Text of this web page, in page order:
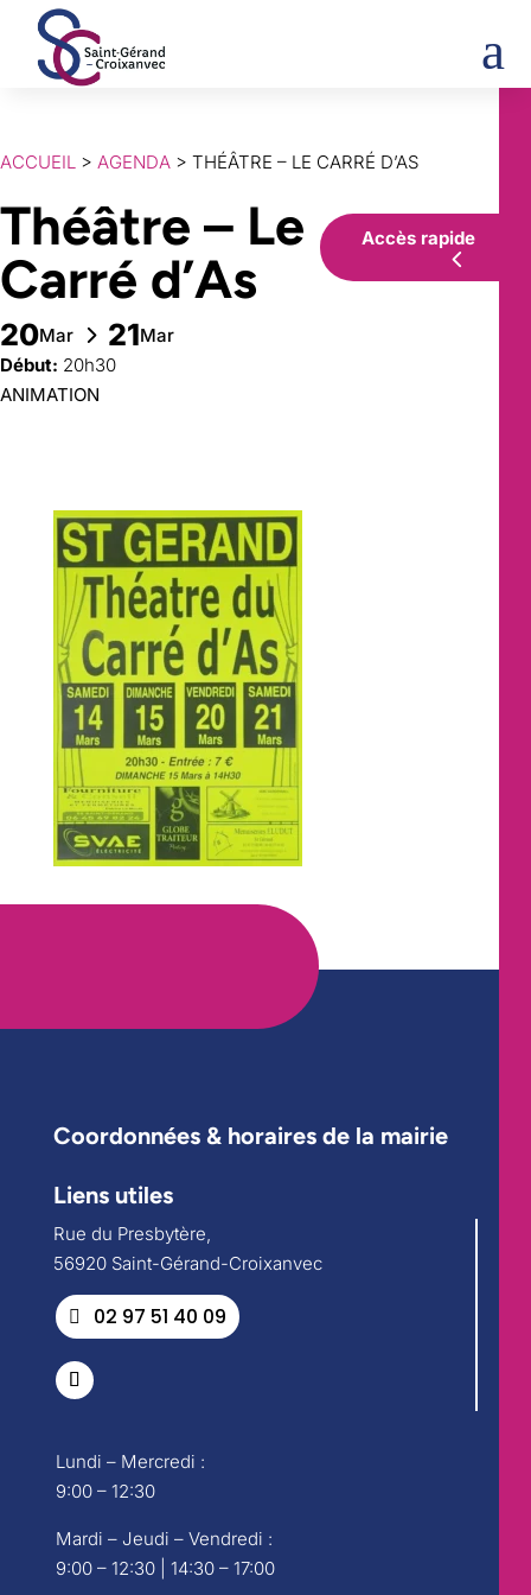
a
ACCUEIL > AGENDA > THÉÂTRE – LE CARRÉ D’AS
Théâtre – Le
Carré d’As
20Mar 21Mar
Début: 20h30
ANIMATION
Coordonnées & horaires de la mairie
Liens utiles
Rue du Presbytère,
56920 Saint-Gérand-Croixanvec
02 97 51 40 09
Lundi – Mercredi :
9:00 – 12:30
Mardi – Jeudi – Vendredi :
9:00 – 12:30 | 14:30 – 17:00
Accès rapide